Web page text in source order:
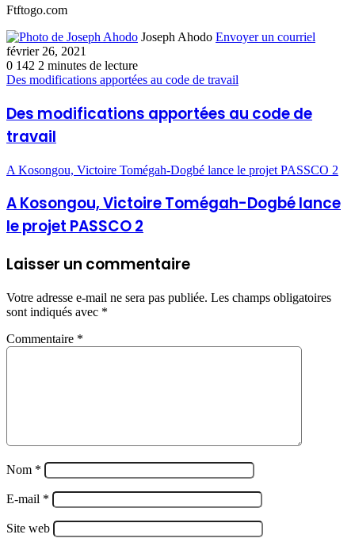
Ftftogo.com
Joseph Ahodo Envoyer un courriel
février 26, 2021
0 142 2 minutes de lecture
Des modifications apportées au code de travail
Des modifications apportées au code de
travail
A Kosongou, Victoire Tomégah-Dogbé lance le projet PASSCO 2
A Kosongou, Victoire Tomégah-Dogbé lance
le projet PASSCO 2
Laisser un commentaire
Votre adresse e-mail ne sera pas publiée. Les champs obligatoires
sont indiqués avec *
Commentaire *
Nom *
E-mail *
Site web